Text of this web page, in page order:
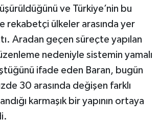
ve Türkiye’nin bu
rekabetçi ülkeler arasında yer
Aradan geçen süreçte yapılan
nedeniyle sistemin yamalı
ifade eden Baran, bugün
30 arasında değişen farklı
karmaşık bir yapının ortaya